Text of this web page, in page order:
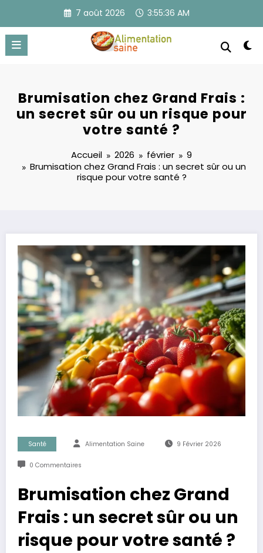
contenu
7 août 2026 3:55:37 AM
Brumisation chez Grand Frais :
un secret sûr ou un risque pour
votre santé ?
Accueil 2026 février
9
Brumisation chez Grand Frais : un secret sûr ou un
risque pour votre santé ?
Santé Alimentation Saine 9 Février 2026
0 Commentaires
Brumisation chez Grand
Frais : un secret sûr ou un
risque pour votre santé ?